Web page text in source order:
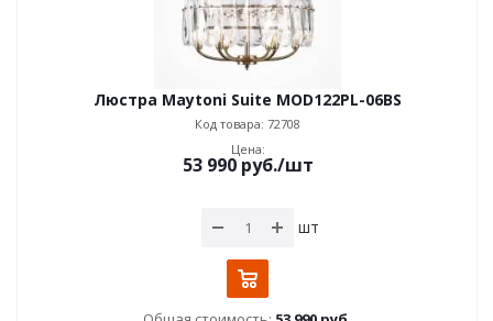
Люстра Maytoni Suite MOD122PL-06BS
Код товара: 72708
Цена:
53 990руб./шт
шт